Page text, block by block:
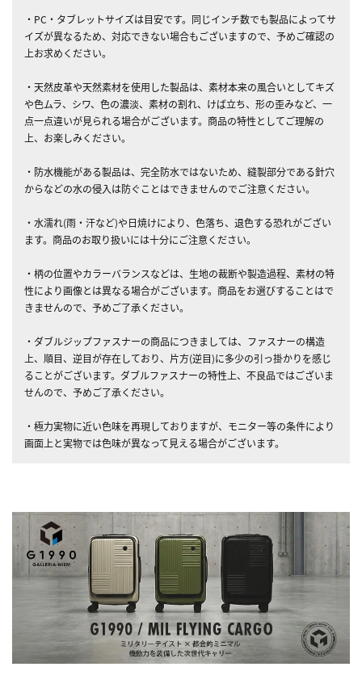
・PC・タブレットサイズは目安です。同じインチ数でも製品によってサ
イズが異なるため、対応できない場合もございますので、予めご確認の
上お求めください。
・天然皮革や天然素材を使用した製品は、素材本来の風合いとしてキズ
や色ムラ、シワ、色の濃淡、素材の割れ、けば立ち、形の歪みなど、一
点一点違いが見られる場合がございます。商品の特性としてご理解の
上、お楽しみください。
・防水機能がある製品は、完全防水ではないため、縫製部分である針穴
からなどの水の侵入は防ぐことはできませんのでご注意ください。
・水濡れ(雨・汗など)や日焼けにより、色落ち、退色する恐れがござい
ます。商品のお取り扱いには十分にご注意ください。
・柄の位置やカラーバランスなどは、生地の裁断や製造過程、素材の特
性により画像とは異なる場合がございます。商品をお選びすることはで
きませんので、予めご了承ください。
・ダブルジップファスナーの商品につきましては、ファスナーの構造
上、順目、逆目が存在しており、片方(逆目)に多少の引っ掛かりを感じ
ることがございます。ダブルファスナーの特性上、不良品ではございま
せんので、予めご了承ください。
・極力実物に近い色味を再現しておりますが、モニター等の条件により
画面上と実物では色味が異なって見える場合がございます。